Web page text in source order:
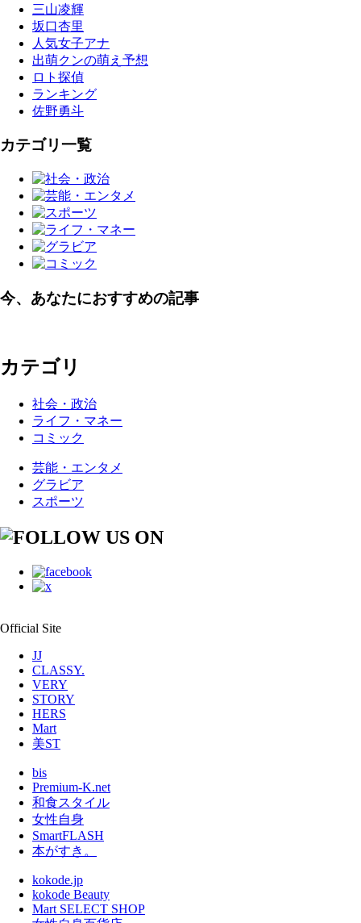
三山凌輝
坂口杏里
人気女子アナ
出萌クンの萌え予想
ロト探偵
ランキング
佐野勇斗
カテゴリ一覧
今、あなたにおすすめの記事
カテゴリ
社会・政治
ライフ・マネー
コミック
芸能・エンタメ
グラビア
スポーツ
Official Site
JJ
CLASSY.
VERY
STORY
HERS
Mart
美ST
bis
Premium-K.net
和食スタイル
女性自身
SmartFLASH
本がすき。
kokode.jp
kokode Beauty
Mart SELECT SHOP